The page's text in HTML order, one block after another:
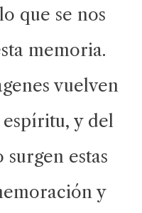
que se nos
memoria.
vuelven
y del
estas
y